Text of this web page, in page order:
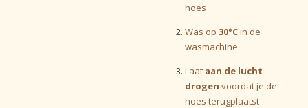
hoes
Was op 30°Cin de
wasmachine
Laat aan de lucht
drogen voordat je de
hoes terugplaatst